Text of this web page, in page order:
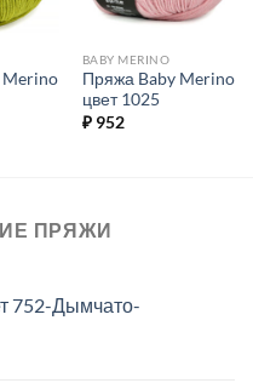
Merino
BABY MERINO
Пряжа Baby Merino
цвет 1025
₽952
ПРЯЖИ
752-Дымчато-